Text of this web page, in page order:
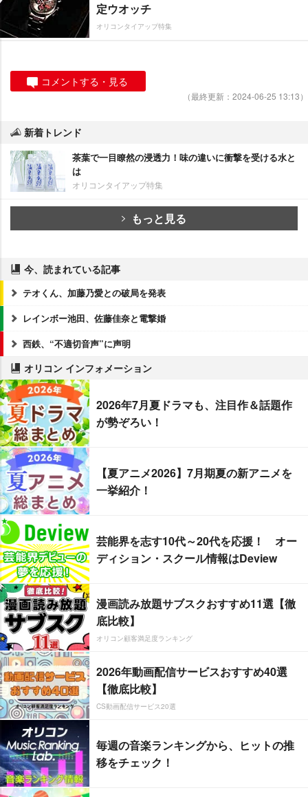
定ウオッチ
オリコンタイアップ特集
コメントする・見る
（最終更新：2024-06-25 13:13）
新着トレンド
茶葉で一目瞭然の浸透力！味の違いに衝撃を受ける水と
は
オリコンタイアップ特集
もっと見る
今、読まれている記事
テオくん、加藤乃愛との破局を発表
レインボー池田、佐藤佳奈と電撃婚
西鉄、“不適切音声”に声明
オリコン インフォメーション
2026年7月夏ドラマも、注目作＆話題作
が勢ぞろい！
【夏アニメ2026】7月期夏の新アニメを
一挙紹介！
芸能界を志す10代～20代を応援！ オー
ディション・スクール情報はDeview
漫画読み放題サブスクおすすめ11選【徹
底比較】
オリコン顧客満足度ランキング
2026年動画配信サービスおすすめ40選
【徹底比較】
CS動画配信サービス20選
毎週の音楽ランキングから、ヒットの推
移をチェック！